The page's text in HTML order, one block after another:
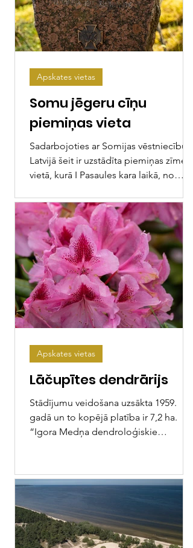
Somu jēgeru cīņu
piemiņas vieta
Sadarbojoties ar Somijas vēstniecību
Latvijā šeit ir uzstādīta piemiņas zīme
vietā, kurā I Pasaules kara laikā, no
Apskates vietas
Lāčupītes dendrārijs
Stādījumu veidošana uzsākta 1959.
gadā un to kopējā platība ir 7,2 ha.
“Igora Medņa dendroloģiskie
Apskates vietas